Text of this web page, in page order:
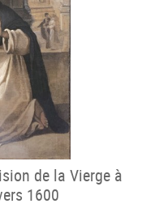
de la Vierge à
1600